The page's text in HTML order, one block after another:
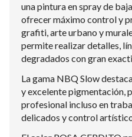
una pintura en spray de
ofrecer máximo control y
grafiti, arte urbano y
permite realizar detalles,
degradados con gran
La gama NBQ Slow
y excelente pigmentación,
profesional incluso en
delicados y control